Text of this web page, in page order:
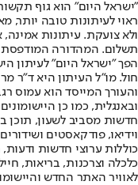
"ישראל היום" הוא גוף
ראוי לעיתונות טובה יותר,
ולא צועקת. עיתונות אמינה,
הפך "ישראל היום" לעיתון
חול. מו"ל העיתון היא ד"ר
והעורך המייסד הוא עמוס
חדשות מסביב לשעון, תוכן
וידיאו, פודקאסטים
כוללות ערוצי חדשות ודעות,
לאוויר האתר החדש